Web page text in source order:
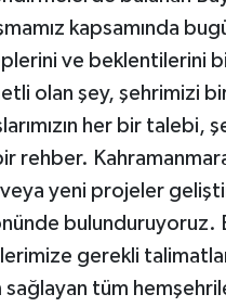
kapsamında
ve beklentilerini
olan şey, şehrimizi
her bir talebi,
rehber.
veya yeni projeler
bulunduruyoruz.
gerekli
sağlayan tüm